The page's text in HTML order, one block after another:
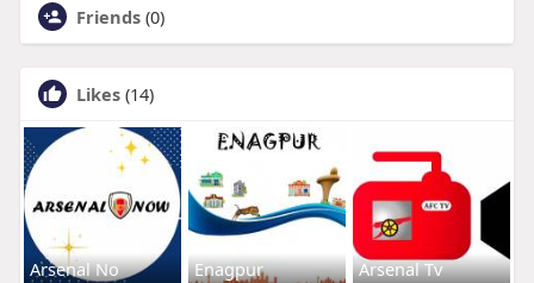
Friends (0)
Likes (14)
Arsenal No Enagpur Arsenal Tv